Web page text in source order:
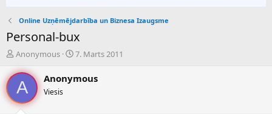
Online Uzņēmējdarbība un Biznesa Izaugsme
Personal-bux
P
v
e
d
i
Anonymous
S
k
7. Marts 2011
A Anonymous
Viesis